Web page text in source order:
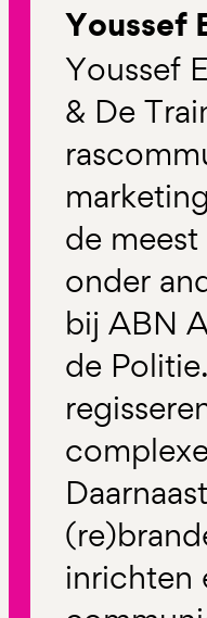
Youssef
Youssef
& De
de
onder
bij ABN
de
inrichten